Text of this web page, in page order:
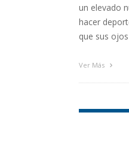
un elevado
hacer
que sus
importancia
Ver Más